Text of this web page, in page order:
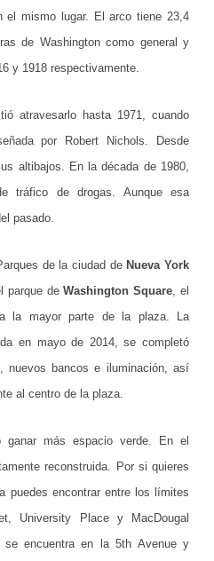
el mismo lugar. El arco tiene 23,4
de Washington como general y
y 1918 respectivamente.
atravesarlo hasta 1971, cuando
por Robert Nichols. Desde
altibajos. En la década de 1980,
tráfico de drogas. Aunque esa
pasado.
de la ciudad de Nueva York
parque deWashington Square, el
la mayor parte de la plaza. La
en mayo de 2014, se completó
nuevos bancos e iluminación, así
al centro de la plaza.
ganar más espacio verde. En el
reconstruida. Por si quieres
puedes encontrar entre los límites
University Place y MacDougal
se encuentra en la 5th Avenue y